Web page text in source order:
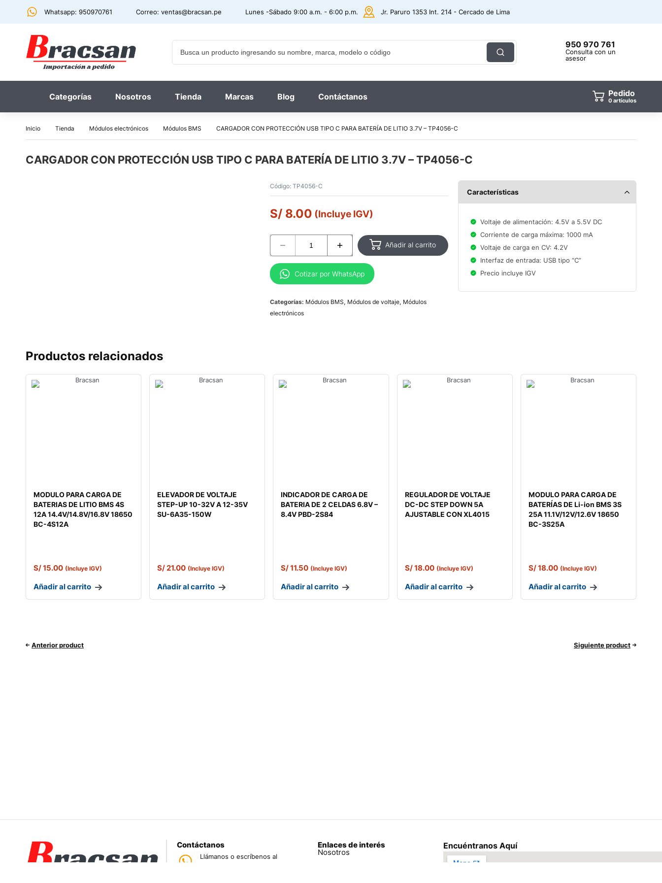
Whatsapp: 950970761 Correo: ventas@bracsan.pe Lunes -Sábado 9:00 a.m. - 6:00 p.m. Jr. Paruro 1353 Int. 214 - Cercado de Lima
950 970 761
Consulta con un
asesor
Categorías Nosotros Tienda Marcas Blog Contáctanos Pedido
artículos
Inicio Tienda Módulos electrónicos Módulos BMS CARGADOR CON PROTECCIÓN USB TIPO C PARA BATERÍA DE LITIO 3.7V – TP4056-C
CARGADOR CON PROTECCIÓN USB TIPO C PARA BATERÍA DE LITIO 3.7V – TP4056-C
Código: TP4056-C
S/ 8.00 (Incluye IGV)
Añadir al carrito
Cotizar por WhatsApp
Categorías: Módulos BMS, Módulos de voltaje, Módulos
electrónicos
Características
Voltaje de alimentación: 4.5V a 5.5V DC
Corriente de carga máxima: 1000 mA
Voltaje de carga en CV: 4.2V
Interfaz de entrada: USB tipo “C”
Precio incluye IGV
Productos relacionados
MODULO PARA CARGA DE
BATERIAS DE LITIO BMS 4S
12A 14.4V/14.8V/16.8V 18650
BC-4S12A
S/15.00 (Incluye IGV)
Añadir al carrito
ELEVADOR DE VOLTAJE
STEP-UP 10-32V A 12-35V
SU-6A35-150W
S/21.00 (Incluye IGV)
Añadir al carrito
INDICADOR DE CARGA DE
BATERIA DE 2 CELDAS 6.8V –
8.4V PBD-2S84
S/11.50 (Incluye IGV)
Añadir al carrito
REGULADOR DE VOLTAJE
DC-DC STEP DOWN 5A
AJUSTABLE CON XL4015
S/18.00 (Incluye IGV)
Añadir al carrito
MODULO PARA CARGA DE
BATERÍAS DE Li-ion BMS 3S
25A 11.1V/12V/12.6V 18650
BC-3S25A
S/18.00 (Incluye IGV)
Añadir al carrito
Anterior product Siguiente product
Contáctanos
Llámanos o escríbenos al
Enlaces de interés
Nosotros
Encuéntranos Aquí